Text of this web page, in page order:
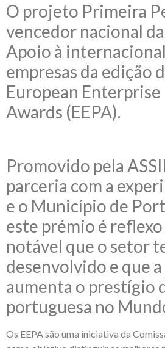
O projeto Primeira
vencedor nacional
Apoio à
empresas da edição
European
Awards (EEPA).
Promovido pela
parceria com a
e o Município de
este prémio é
notável que o setor
desenvolvido e que a
aumenta o prestígio
portuguesa no
Os EEPA são uma iniciativa da